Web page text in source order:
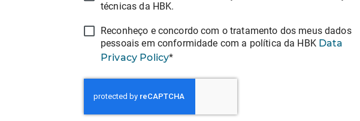
técnicas da HBK.
Reconheço e concordo com o tratamento dos meus dados
pessoais em conformidade com a política da HBK Data
Privacy Policy*